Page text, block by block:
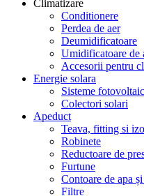
Climatizare
Conditionere
Perdea de aer
Deumidificatoare
Umidificatoare de
Accesorii pentru
Energie solara
Sisteme
Colectori solari
Apeduct
Teava, fitting si
Robinete
Reductoare de
Furtune
Contoare de apa
Filtre